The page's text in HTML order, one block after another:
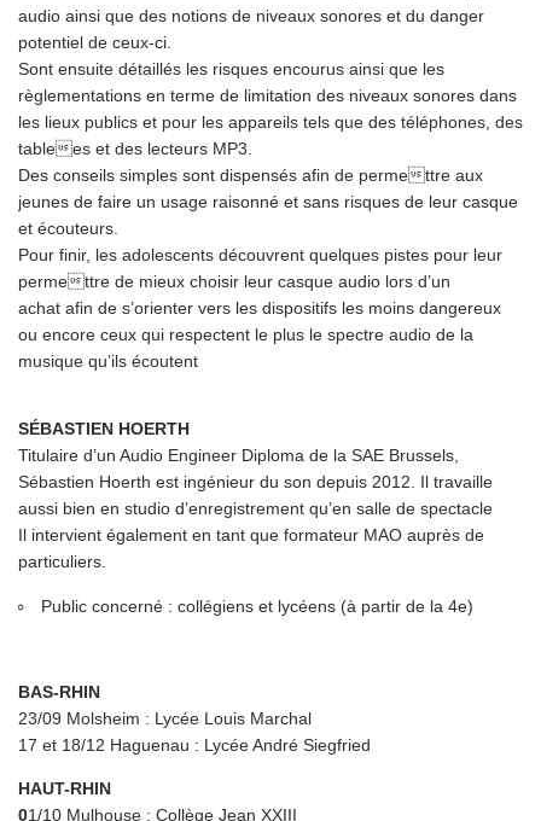
audio ainsi que des notions de niveaux sonores et du danger
potentiel de ceux-ci.
Sont ensuite détaillés les risques encourus ainsi que les
règlementations en terme de limitation des niveaux sonores dans
les lieux publics et pour les appareils tels que des téléphones, des
tablees et des lecteurs MP3.
Des conseils simples sont dispensés afin de permettre aux
jeunes de faire un usage raisonné et sans risques de leur casque
et écouteurs.
Pour finir, les adolescents découvrent quelques pistes pour leur
permettre de mieux choisir leur casque audio lors d’un
achat afin de s’orienter vers les dispositifs les moins dangereux
ou encore ceux qui respectent le plus le spectre audio de la
musique qu’ils écoutent
SÉBASTIEN HOERTH
Titulaire d’un Audio Engineer Diploma de la SAE Brussels,
Sébastien Hoerth est ingénieur du son depuis 2012. Il travaille
aussi bien en studio d’enregistrement qu’en salle de spectacle
Il intervient également en tant que formateur MAO auprès de
particuliers.
Public concerné : collégiens et lycéens (à partir de la 4e)
BAS-RHIN
23/09 Molsheim : Lycée Louis Marchal
17 et 18/12 Haguenau : Lycée André Siegfried
HAUT-RHIN
01/10 Mulhouse : Collège Jean XXIII